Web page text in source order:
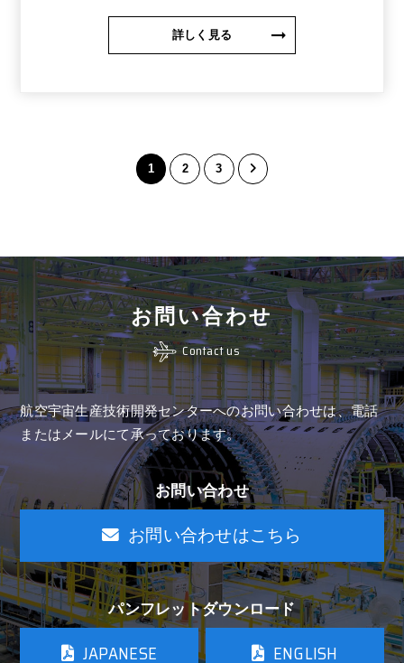
詳しく見る
1 2 3
お問い合わせ
Contact us
航空宇宙生産技術開発センターへのお問い合わせは、電話
またはメールにて承っております。
お問い合わせ
お問い合わせはこちら
パンフレットダウンロード
JAPANESE ENGLISH